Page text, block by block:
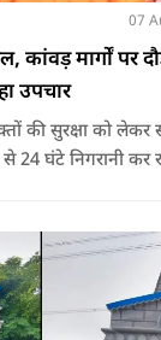
07
कांवड़ मार्गों पर
उपचार
की सुरक्षा को लेकर
24 घंटे निगरानी कर